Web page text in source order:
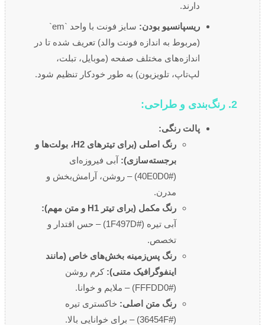
دارند.
ریسپانسیو بودن:
سایز فونت با واحد `em`
(مربوط به اندازه فونت والد) تعریف شده تا در
اندازه‌های مختلف صفحه (موبایل، تبلت،
لپ‌تاپ، تلویزیون) به طور خودکار تنظیم شود.
2. رنگ‌بندی و طراحی:
پالت رنگی:
رنگ اصلی (برای تیترهای H2، بولت‌ها و
برجسته‌سازی): آبی فیروزه‌ای
(#40E0D0) – روشن، آرامش‌بخش و
مدرن.
رنگ مکمل (برای تیتر H1 و متن مهم):
آبی تیره (#1F497D) – حس اقتدار و
تخصص.
رنگ پس‌زمینه بخش‌های خاص (مانند
اینفوگرافیک متنی): کرم روشن
(#FFFDD0) – ملایم و خوانا.
رنگ متن اصلی: خاکستری تیره
(#36454F) – برای خوانایی بالا.